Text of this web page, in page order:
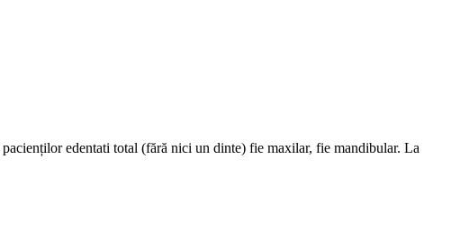
edentati total (fără nici un dinte) fie maxilar, fie mandibular. La